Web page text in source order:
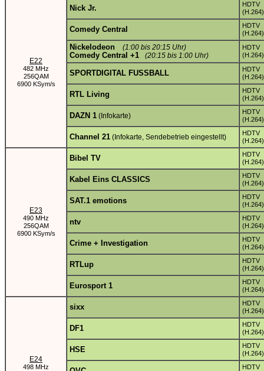
E22
482 MHz
256QAM
6900 KSym/s
Nick Jr.
HDTV
(H.264)
Comedy Central
HDTV
(H.264)
Nickelodeon (1:00 bis 20:15 Uhr)
Comedy Central +1 (20:15 bis 1:00 Uhr)
HDTV
(H.264)
SPORTDIGITAL FUSSBALL
HDTV
(H.264)
RTL Living
HDTV
(H.264)
DAZN 1 (Infokarte)
HDTV
(H.264)
Channel 21 (Infokarte, Sendebetrieb eingestellt)
HDTV
(H.264)
E23
490 MHz
256QAM
6900 KSym/s
Bibel TV
HDTV
(H.264)
Kabel Eins CLASSICS
HDTV
(H.264)
SAT.1 emotions
HDTV
(H.264)
ntv
HDTV
(H.264)
Crime + Investigation
HDTV
(H.264)
RTLup
HDTV
(H.264)
Eurosport 1
HDTV
(H.264)
E24
498 MHz
sixx
HDTV
(H.264)
DF1
HDTV
(H.264)
HSE
HDTV
(H.264)
HDTV